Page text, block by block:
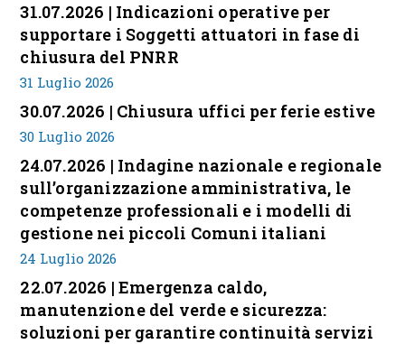
31.07.2026 | Indicazioni operative per
supportare i Soggetti attuatori in fase di
chiusura del PNRR
31 Luglio 2026
30.07.2026 | Chiusura uffici per ferie estive
30 Luglio 2026
24.07.2026 | Indagine nazionale e regionale
sull’organizzazione amministrativa, le
competenze professionali e i modelli di
gestione nei piccoli Comuni italiani
24 Luglio 2026
22.07.2026 | Emergenza caldo,
manutenzione del verde e sicurezza:
soluzioni per garantire continuità servizi